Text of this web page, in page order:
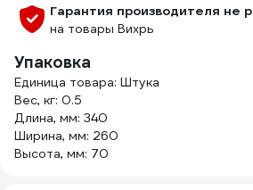
Гарантия производителя не
на товары Вихрь
Упаковка
Единица товара: Штука
Вес, кг: 0.5
Длина, мм: 340
Ширина, мм: 260
Высота, мм: 70